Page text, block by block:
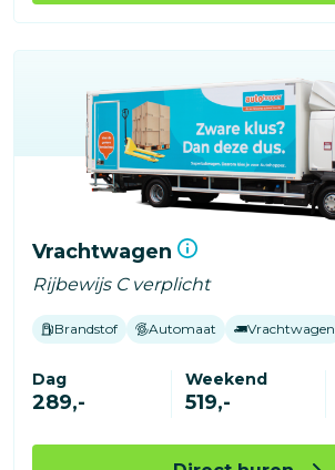
Vrachtwagen
Rijbewijs C verplicht
Brandstof Automaat Vrachtwagen
Dag
289,-
Weekend
519,-